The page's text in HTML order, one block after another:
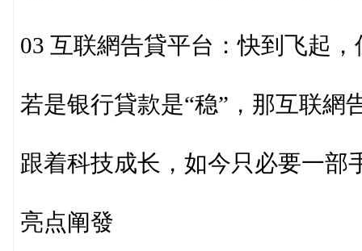
03 互联網告貸平台：快到飞起
若是银行貸款是“稳”，那互联網
跟着科技成长，如今只必要一部
亮点阐發